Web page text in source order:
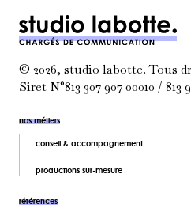
© 2026, studio labotte. Tous
Siret N°813 307 907 00010 / 813
nos métiers
conseil & accompagnement
productions sur-mesure
références